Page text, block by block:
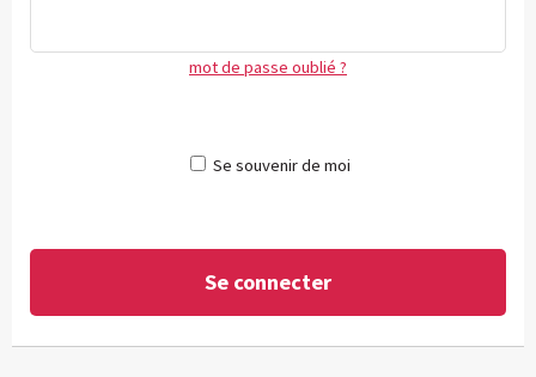
mot de passe oublié ?
Se souvenir de moi